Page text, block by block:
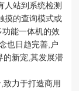
人站到系统检测
摸的查询模式或
能一体机的效
也日趋完善,户
的新宠,其发展潜
力于打造商用